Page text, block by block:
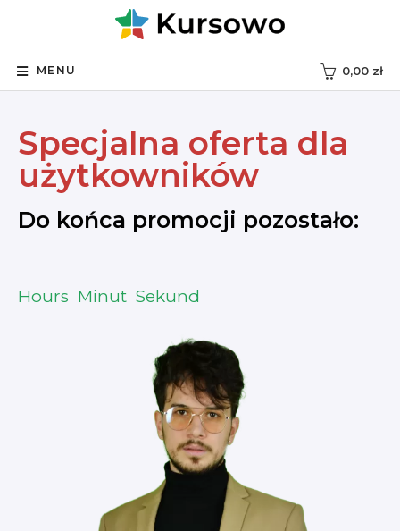
MENU 0,00 zł
Specjalna oferta dla
użytkowników
Do końca promocji pozostało:
Hours Minut Sekund